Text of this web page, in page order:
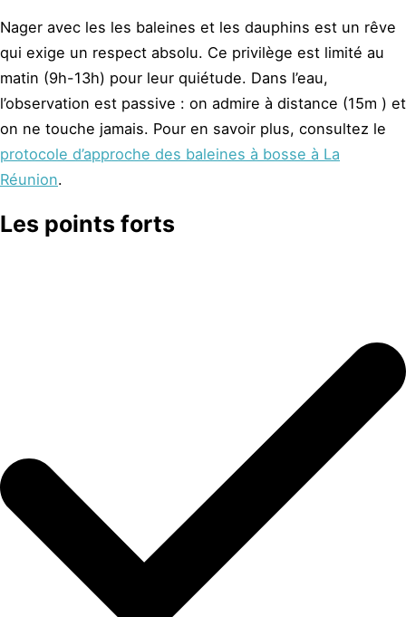
Nager avec les les baleines et les dauphins est un rêve
qui exige un respect absolu. Ce privilège est limité au
matin (9h-13h) pour leur quiétude. Dans l’eau,
l’observation est passive : on admire à distance (15m ) et
on ne touche jamais. Pour en savoir plus, consultez le
protocole d’approche des baleines à bosse à La
Réunion.
Les points forts